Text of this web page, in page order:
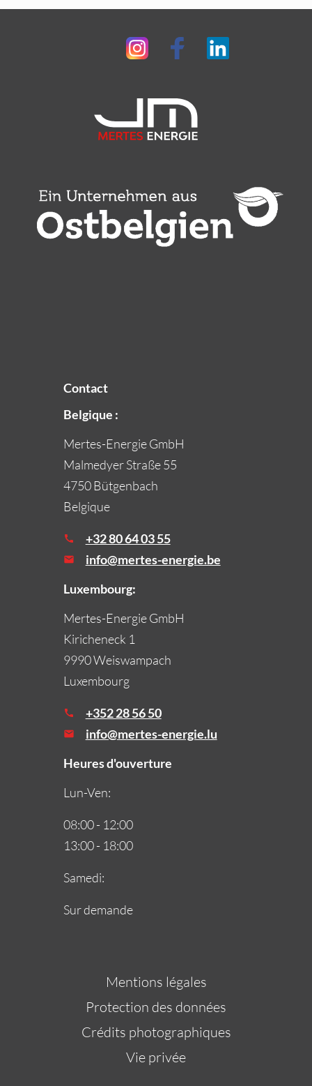
Contact
Belgique :
Mertes-Energie GmbH
Malmedyer Straße 55
4750 Bütgenbach
Belgique
+32 80 64 03 55
info@mertes-energie.be
Luxembourg:
Mertes-Energie GmbH
Kiricheneck 1
9990 Weiswampach
Luxembourg
+352 28 56 50
info@mertes-energie.lu
Heures d'ouverture
Lun-Ven:
08:00 - 12:00
13:00 - 18:00
Samedi:
Sur demande
contenu
Mentions légales
Protection des données
Crédits photographiques
Vie privée